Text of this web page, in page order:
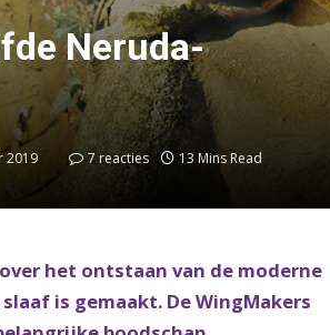
Neruda-
2019 7 reacties 13 Mins Read
het ontstaan van de moderne
is gemaakt. De WingMakers